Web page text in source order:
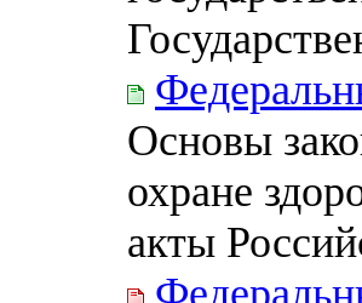
Основы
охране
акты